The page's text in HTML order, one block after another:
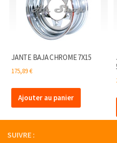
JANTE BAJA CHROME 7X15
175,89€
Ajouter au panier
SUIVRE :